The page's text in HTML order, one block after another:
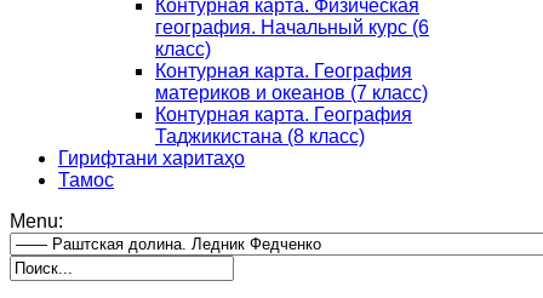
Контурная карта. Физическая
география. Начальный курс (6
класс)
Контурная карта. География
материков и океанов (7 класс)
Контурная карта. География
Таджикистана (8 класс)
Гирифтани харитаҳо
Тамос
Menu: